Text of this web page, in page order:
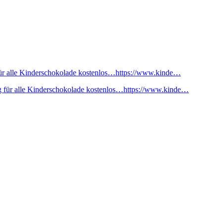
alle Kinderschokolade kostenlos…https://www.kinde…
für alle Kinderschokolade kostenlos…https://www.kinde…